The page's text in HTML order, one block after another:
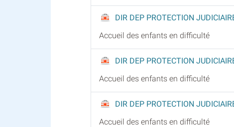
DIR DEP PROTECTION
Accueil des enfants en difficulté
DIR DEP PROTECTION
Accueil des enfants en difficulté
DIR DEP PROTECTION
Accueil des enfants en difficulté